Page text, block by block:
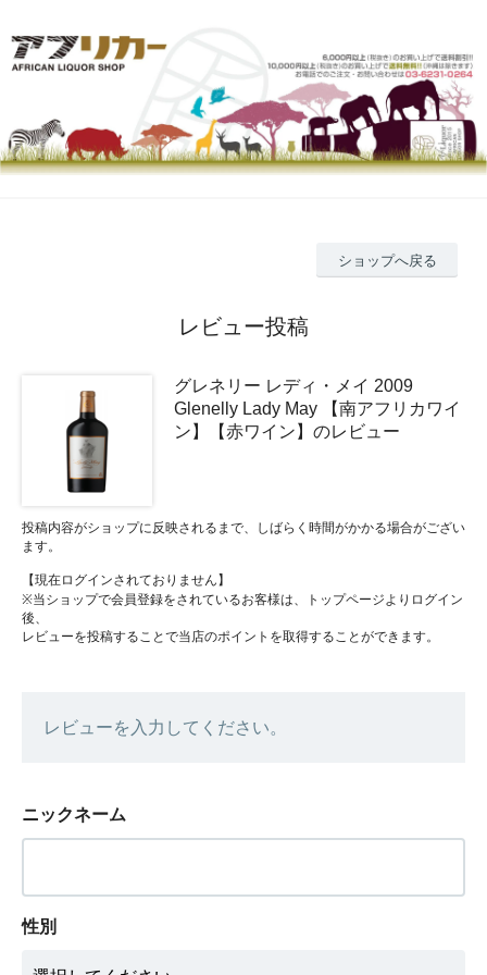
ショップへ戻る
レビュー投稿
グレネリー レディ・メイ 2009
Glenelly Lady May 【南アフリカワイ
ン】【赤ワイン】のレビュー
投稿内容がショップに反映されるまで、しばらく時間がかかる場合がござい
ます。
【現在ログインされておりません】
※当ショップで会員登録をされているお客様は、トップページよりログイン
後、
レビューを投稿することで当店のポイントを取得することができます。
レビューを入力してください。
ニックネーム
性別